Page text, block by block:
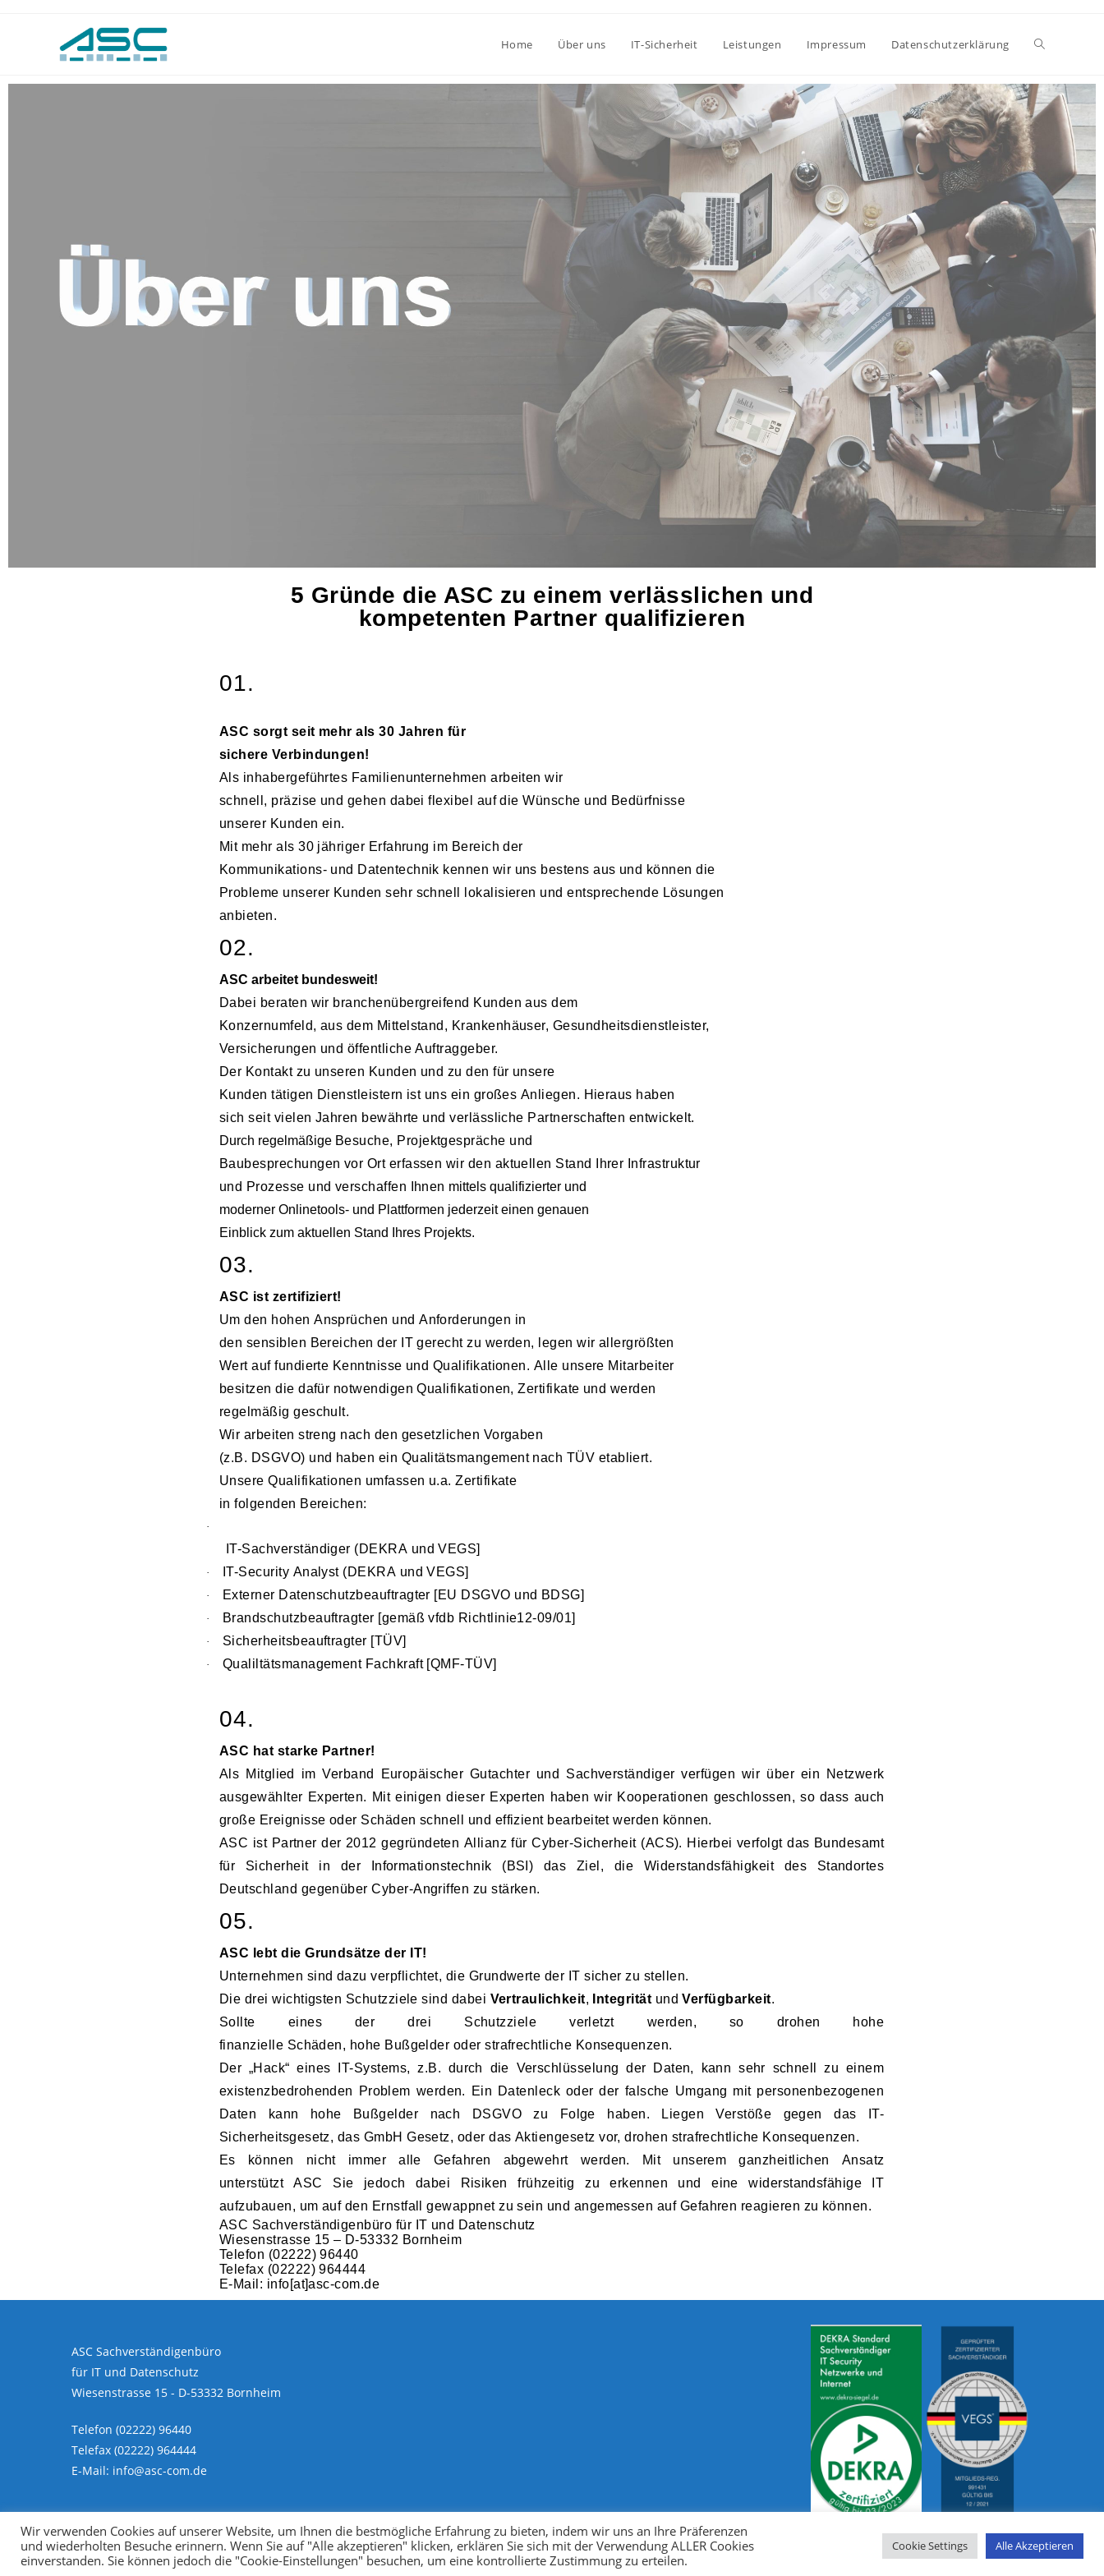
Home Über uns IT-Sicherheit Leistungen Impressum Datenschutzerklärung
5 Gründe die ASC zu einem verlässlichen und
kompetenten Partner qualifizieren
01.
ASC sorgt seit mehr als 30 Jahren für
sichere Verbindungen!
Als inhabergeführtes Familienunternehmen arbeiten wir
schnell, präzise und gehen dabei flexibel auf die Wünsche und Bedürfnisse
unserer Kunden ein.
Mit mehr als 30 jähriger Erfahrung im Bereich der
Kommunikations- und Datentechnik kennen wir uns bestens aus und können die
Probleme unserer Kunden sehr schnell lokalisieren und entsprechende Lösungen
anbieten.
02.
ASC arbeitet bundesweit!
Dabei beraten wir branchenübergreifend Kunden aus dem
Konzernumfeld, aus dem Mittelstand, Krankenhäuser, Gesundheitsdienstleister,
Versicherungen und öffentliche Auftraggeber.
Der Kontakt zu unseren Kunden und zu den für unsere
Kunden tätigen Dienstleistern ist uns ein großes Anliegen. Hieraus haben
sich seit vielen Jahren bewährte und verlässliche Partnerschaften entwickelt.
Durch regelmäßige Besuche, Projektgespräche und
Baubesprechungen vor Ort erfassen wir den aktuellen Stand Ihrer Infrastruktur
und Prozesse und verschaffen Ihnen mittels qualifizierter und
moderner Onlinetools- und Plattformen jederzeit einen genauen
Einblick zum aktuellen Stand Ihres Projekts.
03.
ASC ist zertifiziert!
Um den hohen Ansprüchen und Anforderungen in
den sensiblen Bereichen der IT gerecht zu werden, legen wir allergrößten
Wert auf fundierte Kenntnisse und Qualifikationen. Alle unsere Mitarbeiter
besitzen die dafür notwendigen Qualifikationen, Zertifikate und werden
regelmäßig geschult.
Wir arbeiten streng nach den gesetzlichen Vorgaben
(z.B. DSGVO) und haben ein Qualitätsmangement nach TÜV etabliert.
Unsere Qualifikationen umfassen u.a. Zertifikate
in folgenden Bereichen:
·
IT-Sachverständiger (DEKRA und VEGS]
· IT-Security Analyst (DEKRA und VEGS]
· Externer Datenschutzbeauftragter [EU DSGVO und BDSG]
· Brandschutzbeauftragter [gemäß vfdb Richtlinie12-09/01]
· Sicherheitsbeauftragter [TÜV]
· Qualiltätsmanagement Fachkraft [QMF-TÜV]
04.
ASC hat starke Partner!
Als Mitglied im Verband Europäischer Gutachter und Sachverständiger verfügen wir über ein Netzwerk
ausgewählter Experten. Mit einigen dieser Experten haben wir Kooperationen geschlossen, so dass auch
große Ereignisse oder Schäden schnell und effizient bearbeitet werden können.
ASC ist Partner der 2012 gegründeten Allianz für Cyber-Sicherheit (ACS). Hierbei verfolgt das Bundesamt
für Sicherheit in der Informationstechnik (BSI) das Ziel, die Widerstandsfähigkeit des Standortes
Deutschland gegenüber Cyber-Angriffen zu stärken.
05.
ASC lebt die Grundsätze der IT!
Unternehmen sind dazu verpflichtet, die Grundwerte der IT sicher zu stellen.
Die drei wichtigsten Schutzziele sind dabei Vertraulichkeit, Integrität undVerfügbarkeit.
Sollte eines der drei Schutzziele verletzt werden, so drohen hohe
finanzielle Schäden, hohe Bußgelder oder strafrechtliche Konsequenzen.
Der „Hack“ eines IT-Systems, z.B. durch die Verschlüsselung der Daten, kann sehr schnell zu einem
existenzbedrohenden Problem werden. Ein Datenleck oder der falsche Umgang mit personenbezogenen
Daten kann hohe Bußgelder nach DSGVO zu Folge haben. Liegen Verstöße gegen das IT-
Sicherheitsgesetz, das GmbH Gesetz, oder das Aktiengesetz vor, drohen strafrechtliche Konsequenzen.
Es können nicht immer alle Gefahren abgewehrt werden. Mit unserem ganzheitlichen Ansatz
unterstützt ASC Sie jedoch dabei Risiken frühzeitig zu erkennen und eine widerstandsfähige IT
aufzubauen, um auf den Ernstfall gewappnet zu sein und angemessen auf Gefahren reagieren zu können.
ASC Sachverständigenbüro für IT und Datenschutz
Wiesenstrasse 15 – D-53332 Bornheim
Telefon (02222) 96440
Telefax (02222) 964444
E-Mail: info[at]asc-com.de
ASC Sachverständigenbüro
für IT und Datenschutz
Wiesenstrasse 15 - D-53332 Bornheim
Telefon (02222) 96440
Telefax (02222) 964444
E-Mail: info@asc-com.de
Home Impressum Datenschutzerklärung
Copyright ASC Sachverständigenbüro 2022
Wir verwenden Cookies auf unserer Website, um Ihnen die bestmögliche Erfahrung zu bieten, indem wir uns an Ihre Präferenzen
und wiederholten Besuche erinnern. Wenn Sie auf "Alle akzeptieren" klicken, erklären Sie sich mit der Verwendung ALLER Cookies
einverstanden. Sie können jedoch die "Cookie-Einstellungen" besuchen, um eine kontrollierte Zustimmung zu erteilen.
Cookie Settings Alle Akzeptieren